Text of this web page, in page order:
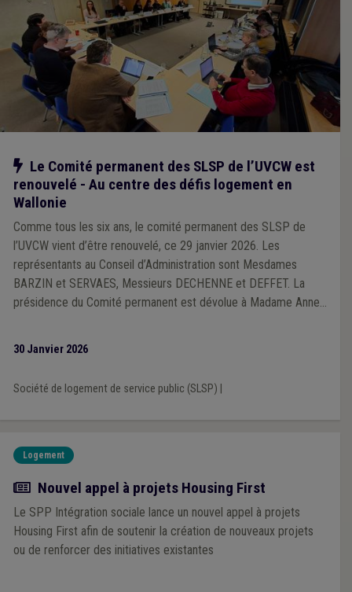
Notre action
Le Comité permanent des SLSP de l’UVCW est
renouvelé - Au centre des défis logement en
Wallonie
Comme tous les six ans, le comité permanent des SLSP de
l’UVCW vient d’être renouvelé, ce 29 janvier 2026. Les
représentants au Conseil d’Administration sont Mesdames
BARZIN et SERVAES, Messieurs DECHENNE et DEFFET. La
présidence du Comité permanent est dévolue à Madame Anne
30 Janvier 2026
Société de logement de service public (SLSP)
Logement
Actualité
Nouvel appel à projets Housing First
Le SPP Intégration sociale lance un nouvel appel à projets
Housing First afin de soutenir la création de nouveaux projets
ou de renforcer des initiatives existantes